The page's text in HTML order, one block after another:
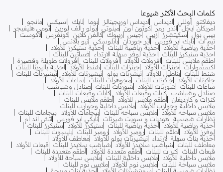
كلمات البحث الأكثر شيوعا
ديفاكتو أونلي اديداس اديداس اوريجينالز بوما نايك اسيكس مانجو
امريكان ايجل
اندر ارمر كوتون اون مينوتي بولو رالف لورين تومي هليفيجر
بيبي بول
سكيتشرز زيبي جيس ريبوك كالفن كلاين كونفرس لاكوست
نيم ات نايك اير فورس اير جوردان بابلوسكي نيو بالانس
احذية رياضية للأولاد
احذية رياضية للبنات
احذية سنيكرز للأولاد
احذية سنيكرز للبنات
احذية لوفر سهلة الارتداء
فساتين للبنات
اطقم ملابس للبنات
افرولات للأولاد افرولات للبنات
افرولات طويلة وقصيرة
اكسسوارات جينزات للأولاد جينزات للبنات شنط للأولاد
احذية باليرينا للبنات
شنط للبنات بناطيل للأولاد تيشرتات بولو تيشيرتات للأولاد
تيشيرتات للبنات
جاكيتات للأولاد
جاكيتات للبنات مجوهرات للبنات
ساعات للأولاد
ساعات للبنات
شورتات للأولاد شورتات للبنات صنادل وشباشب
صنادل وشباشب كابات وقبعات للأولاد
كابات وقبعات للبنات
كنزات و كارديغان أطقم ملابس للأولاد
أطقم ملابس للبنات
ملابس داخلية وجوارب للأولاد
ملابس داخلية وجوارب للبنات
ملابس سباحه للأولاد ملابس سباحه للبنات بيجامات للأولاد
بيجامات للبنات
نظارات شمسية هوديات و سويت شيرتات نايكي اير فورس
اتش اند ام
أحذية رياضية للأولاد أحذية رياضية للبنات سنيكرز للأولاد
سنيكرز للبنات
لوفرز للأولاد
أطقم للبنات رومبر للأولاد رومبر للبنات بليسوت للبنات
أحذية بنات سهلة الارتداء
تيشيرتات بولو للأولاد معاطف للأولاد
معاطف للبنات
شباشب سلايدز للأولاد شباشب سلايدز للبنات
قبعات للأولاد
قبعات للبنات كنزات للبنات أطقم متعددة للأولاد
أطقم متعددة للبنات
ملابس داخلية للأولاد
ملابس داخلية للبنات ملابس سباحة للأولاد
ملابس سباحة للبنات ملابس نوم للأولاد
ملابس نوم للبنات
نظارات شمسية للبنات
سويتشيرتات للأولاد
أحذية بنات مريحة